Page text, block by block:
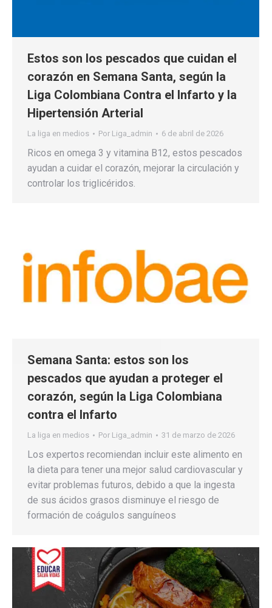
Estos son los pescados que cuidan el
corazón en Semana Santa, según la
Liga Colombiana Contra el Infarto y la
Hipertensión Arterial
La liga en medios Por Liga_admin 6 de abril de 2026
Ricos en omega 3 y vitamina B12, estos pescados
ayudan a cuidar el corazón, mejorar la circulación y
controlar los triglicéridos.
Semana Santa: estos son los
pescados que ayudan a proteger el
corazón, según la Liga Colombiana
contra el Infarto
La liga en medios Por Liga_admin 31 de marzo de 2026
Los expertos recomiendan incluir este alimento en
la dieta para tener una mejor salud cardiovascular y
evitar problemas futuros, debido a que la ingesta
de sus ácidos grasos disminuye el riesgo de
formación de coágulos sanguíneos